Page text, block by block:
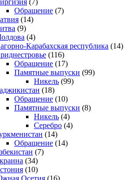
Обращение (7)
(14)
(9)
(4)
Карабахская республика (14)
(116)
Обращение (17)
Памятные выпуски (99)
Никель (99)
(18)
Обращение (10)
Памятные выпуски (8)
Никель (4)
Серебро (4)
(14)
Обращение (14)
(7)
(34)
(10)
Осетия (16)